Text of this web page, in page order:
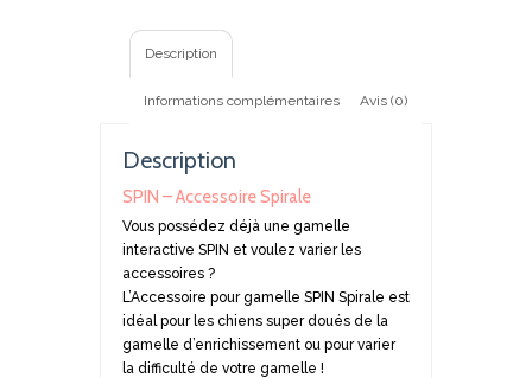
Description
Informations complémentaires Avis (0)
Description
SPIN – Accessoire Spirale
Vous possédez déjà une gamelle
interactive SPIN et voulez varier les
accessoires ?
L’Accessoire pour gamelle SPIN Spirale est
idéal pour les chiens super doués de la
gamelle d’enrichissement ou pour varier
la difficulté de votre gamelle !